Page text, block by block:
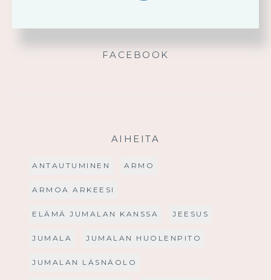
FACEBOOK
AIHEITA
ANTAUTUMINEN ARMO
ARMOA ARKEESI
ELÄMÄ JUMALAN KANSSA JEESUS
JUMALA JUMALAN HUOLENPITO
JUMALAN LÄSNÄOLO